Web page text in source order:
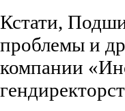
Кстати,
проблемы и
компании